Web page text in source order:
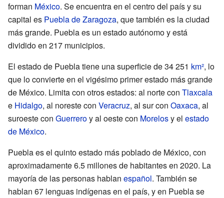
forman México. Se encuentra en el centro del país y su
capital es Puebla de Zaragoza, que también es la ciudad
más grande. Puebla es un estado autónomo y está
dividido en 217 municipios.
El estado de Puebla tiene una superficie de 34 251 km², lo
que lo convierte en el vigésimo primer estado más grande
de México. Limita con otros estados: al norte con Tlaxcala
e Hidalgo, al noreste con Veracruz, al sur con Oaxaca, al
suroeste con Guerreroy al oeste con Morelosy el estado
de México.
Puebla es el quinto estado más poblado de México, con
aproximadamente 6.5 millones de habitantes en 2020. La
mayoría de las personas hablan español. También se
hablan 67 lenguas indígenas en el país, y en Puebla se